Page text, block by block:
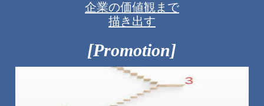
企業の価値観まで
描き出す
[Promotion]